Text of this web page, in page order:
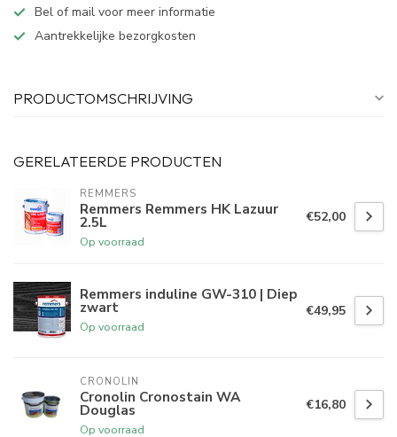
Bel of mail voor meer informatie
Aantrekkelijke bezorgkosten
PRODUCTOMSCHRIJVING
GERELATEERDE PRODUCTEN
REMMERS
Remmers Remmers HK Lazuur
2.5L
Op voorraad
€52,00
Remmers induline GW-310 | Diep
zwart
Op voorraad
€49,95
CRONOLIN
Cronolin Cronostain WA
Douglas
Op voorraad
€16,80